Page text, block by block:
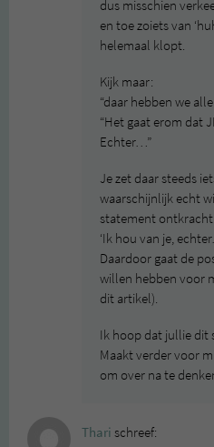
dus misschien
en toe zoiets van
helemaal klopt.
Kijk maar:
“daar hebben we
“Het gaat erom dat
Echter…”
Je zet daar steeds
waarschijnlijk echt
statement ontkracht.
‘Ik hou van je,
Daardoor gaat de
willen hebben voor
dit artikel).
Ik hoop dat jullie dit
Maakt verder voor
om over na te
Thari schreef: